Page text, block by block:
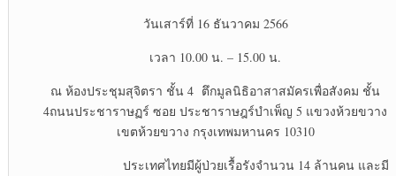
วันเสาร์ที่ 16 ธันวาคม 2566
เวลา 10.00 น. – 15.00 น.
ณ ห้องประชุมสุจิตรา ชั้น 4 ตึกมูลนิธิอาสาสมัครเพื่อสังคม ชั้น
4ถนนประชาราษฏร์ ซอย ประชาราษฎร์บำเพ็ญ 5 แขวงห้วยขวาง
เขตห้วยขวาง กรุงเทพมหานคร 10310
ประเทศไทยมีผู้ป่วยเรื้อรังจำนวน 14 ล้านคน และมี